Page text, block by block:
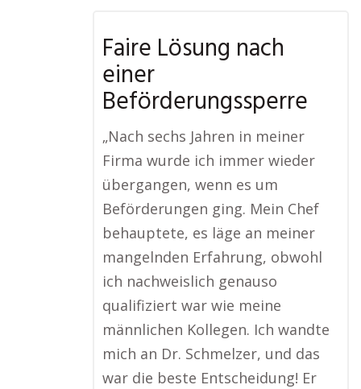
Faire Lösung nach
einer
Beförderungssperre
„Nach sechs Jahren in meiner
Firma wurde ich immer wieder
übergangen, wenn es um
Beförderungen ging. Mein Chef
behauptete, es läge an meiner
mangelnden Erfahrung, obwohl
ich nachweislich genauso
qualifiziert war wie meine
männlichen Kollegen. Ich wandte
mich an Dr. Schmelzer, und das
war die beste Entscheidung! Er